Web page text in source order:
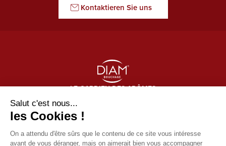
Kontaktieren Sie uns
LE GARDIEN DES ARÔMES